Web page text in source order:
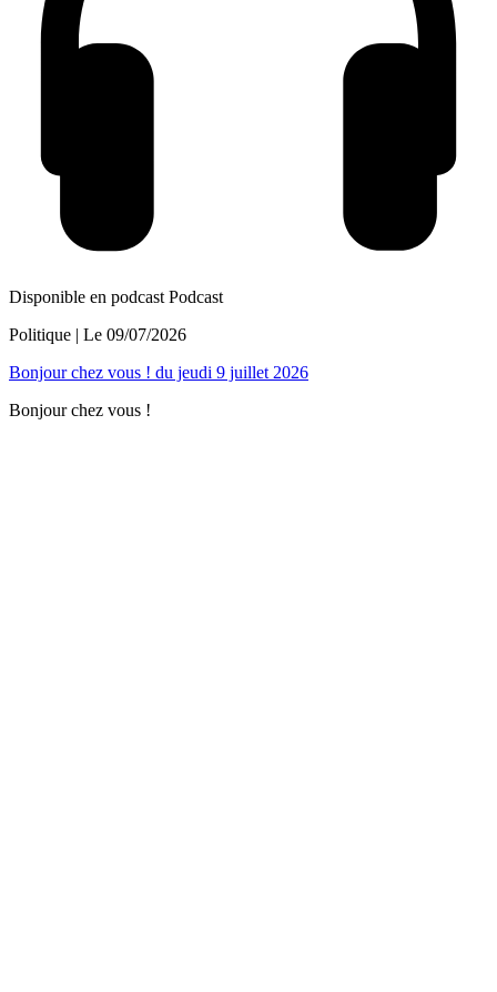
Disponible en podcast Podcast
Politique | Le 09/07/2026
Bonjour chez vous ! du jeudi 9 juillet 2026
Bonjour chez vous !